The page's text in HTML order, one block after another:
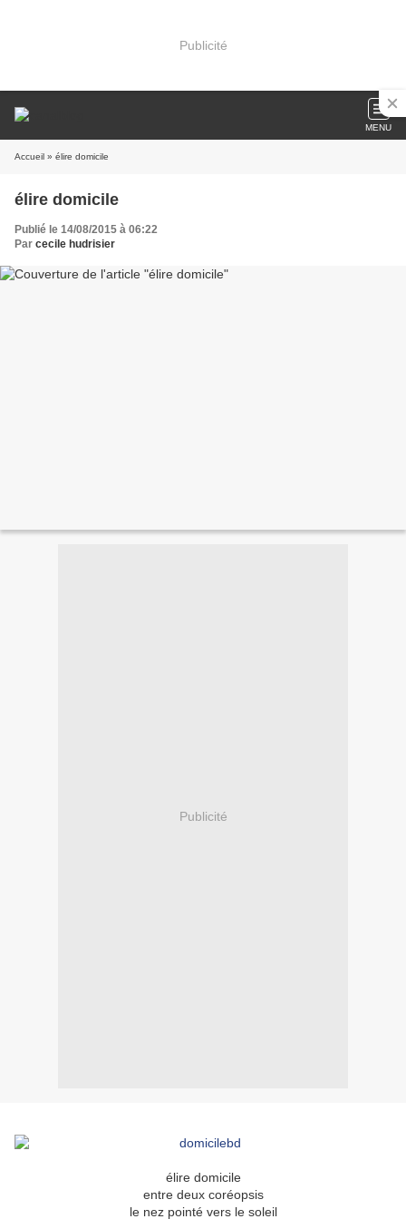
Publicité
MENU
Accueil » élire domicile
élire domicile
Publié le 14/08/2015 à 06:22
Par cecile hudrisier
Publicité
élire domicile
entre deux coréopsis
le nez pointé vers le soleil